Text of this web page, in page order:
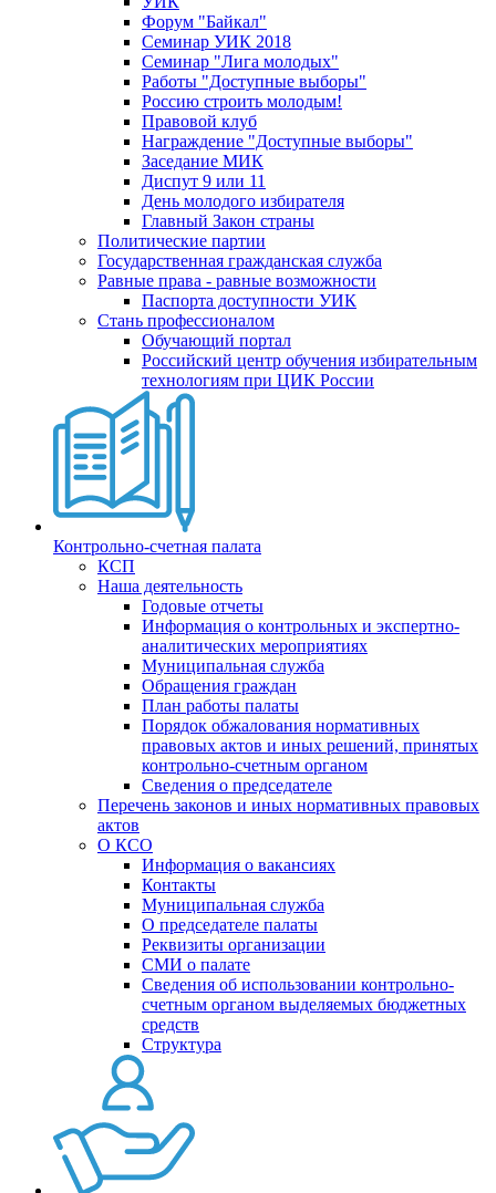
Форум "Байкал"
Семинар УИК 2018
Семинар "Лига молодых"
Работы "Доступные выборы"
Россию строить молодым!
Правовой клуб
Награждение "Доступные выборы"
Заседание МИК
Диспут 9 или 11
День молодого избирателя
Главный Закон страны
Политические партии
Государственная гражданская служба
Равные права - равные возможности
Паспорта доступности УИК
Стань профессионалом
Обучающий портал
Российский центр обучения избирательным
технологиям при ЦИК России
Контрольно-счетная палата
КСП
Наша деятельность
Годовые отчеты
Информация о контрольных и экспертно-
аналитических мероприятиях
Муниципальная служба
Обращения граждан
План работы палаты
Порядок обжалования нормативных
правовых актов и иных решений, принятых
контрольно-счетным органом
Сведения о председателе
Перечень законов и иных нормативных правовых
актов
О КСО
Информация о вакансиях
Контакты
Муниципальная служба
О председателе палаты
Реквизиты организации
СМИ о палате
Сведения об использовании контрольно-
счетным органом выделяемых бюджетных
средств
Структура